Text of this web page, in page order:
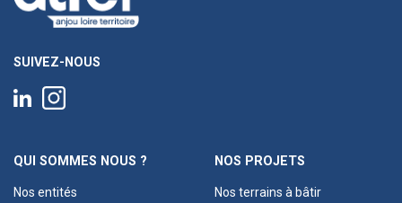
SUIVEZ-NOUS
QUI SOMMES NOUS ?
Nos entités
NOS PROJETS
Nos terrains à bâtir